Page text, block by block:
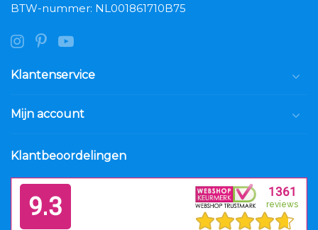
BTW-nummer: NL001861710B75
Klantenservice
Mijn account
Klantbeoordelingen